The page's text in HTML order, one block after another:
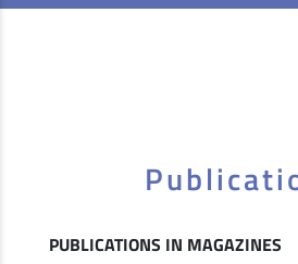
PUBLICATIONS IN MAGAZINES